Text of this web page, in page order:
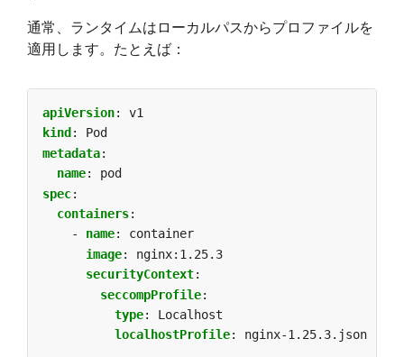
通常、ランタイムはローカルパスからプロファイルを
適用します。たとえば：
apiVersion:
v1
kind :
Pod
metadata:
name:
pod
spec:
containers:
- name:
container
image:
nginx:1.25.3
securityContext:
seccompProfile:
type:
Localhost
localhostProfile: nginx-1.25.3.json